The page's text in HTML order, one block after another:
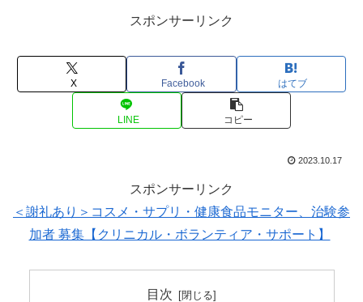
スポンサーリンク
X Facebook はてブ
LINE コピー
2023.10.17
スポンサーリンク
＜謝礼あり＞コスメ・サプリ・健康食品モニター、治験参
加者 募集【クリニカル・ボランティア・サポート】
目次